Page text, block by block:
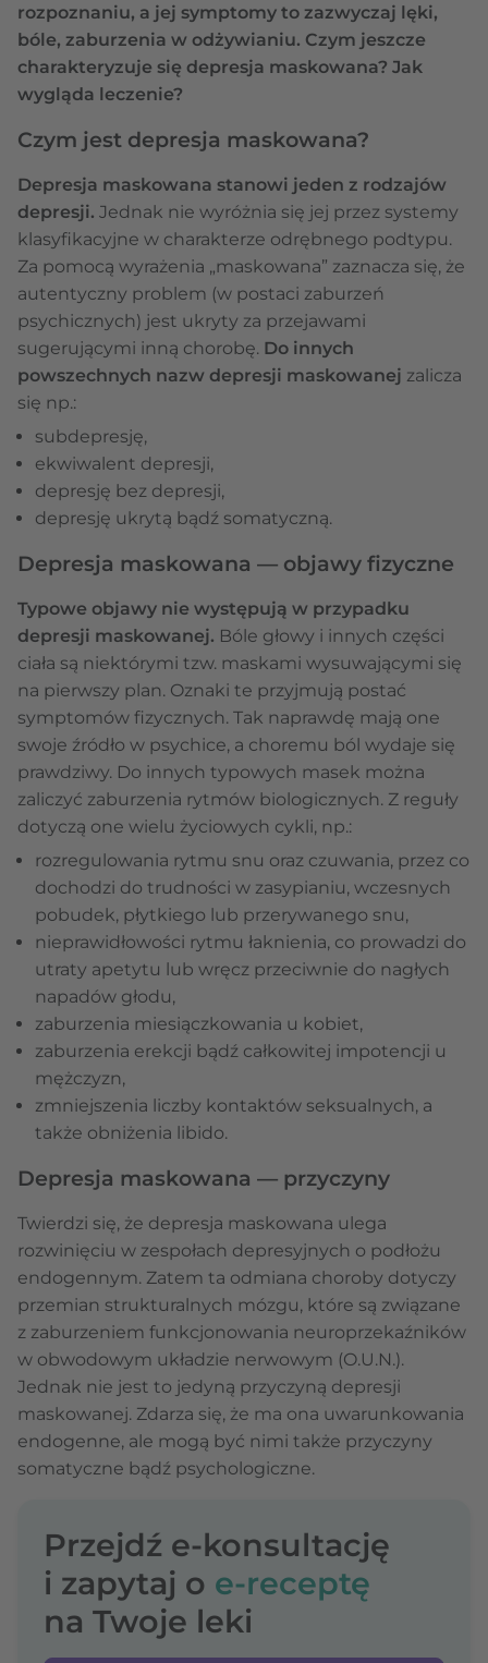
rozpoznaniu, a jej symptomy to zazwyczaj lęki,
bóle, zaburzenia w odżywianiu. Czym jeszcze
charakteryzuje się depresja maskowana? Jak
wygląda leczenie?
Czym jest depresja maskowana?
Depresja maskowana stanowi jeden z rodzajów
depresji. Jednak nie wyróżnia się jej przez systemy
klasyfikacyjne w charakterze odrębnego podtypu.
Za pomocą wyrażenia „maskowana” zaznacza się, że
autentyczny problem (w postaci zaburzeń
psychicznych) jest ukryty za przejawami
sugerującymi inną chorobę. Do innych
powszechnych nazw depresji maskowanej zalicza
się np.:
subdepresję,
ekwiwalent depresji,
depresję bez depresji,
depresję ukrytą bądź somatyczną.
Depresja maskowana — objawy fizyczne
Typowe objawy nie występują w przypadku
depresji maskowanej. Bóle głowy i innych części
ciała są niektórymi tzw. maskami wysuwającymi się
na pierwszy plan. Oznaki te przyjmują postać
symptomów fizycznych. Tak naprawdę mają one
swoje źródło w psychice, a choremu ból wydaje się
prawdziwy. Do innych typowych masek można
zaliczyć zaburzenia rytmów biologicznych. Z reguły
dotyczą one wielu życiowych cykli, np.:
rozregulowania rytmu snu oraz czuwania, przez co
dochodzi do trudności w zasypianiu, wczesnych
pobudek, płytkiego lub przerywanego snu,
nieprawidłowości rytmu łaknienia, co prowadzi do
utraty apetytu lub wręcz przeciwnie do nagłych
napadów głodu,
zaburzenia miesiączkowania u kobiet,
zaburzenia erekcji bądź całkowitej impotencji u
mężczyzn,
zmniejszenia liczby kontaktów seksualnych, a
także obniżenia libido.
Depresja maskowana — przyczyny
Twierdzi się, że depresja maskowana ulega
rozwinięciu w zespołach depresyjnych o podłożu
endogennym. Zatem ta odmiana choroby dotyczy
przemian strukturalnych mózgu, które są związane
z zaburzeniem funkcjonowania neuroprzekaźników
w obwodowym układzie nerwowym (O.U.N.).
Jednak nie jest to jedyną przyczyną depresji
maskowanej. Zdarza się, że ma ona uwarunkowania
endogenne, ale mogą być nimi także przyczyny
somatyczne bądź psychologiczne.
Przejdź e-konsultację
i zapytaj o e-receptę
na Twoje leki